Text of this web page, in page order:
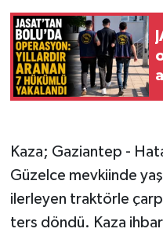
Kaza; Gaziantep -
Güzelce mevkiinde
ilerleyen traktörle
ters döndü. Kaza